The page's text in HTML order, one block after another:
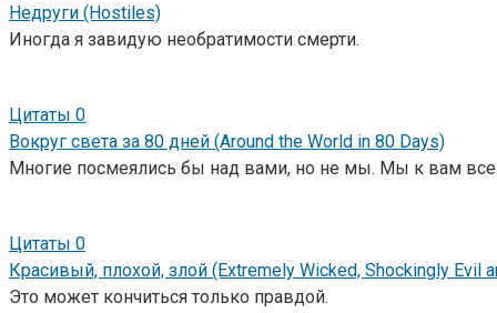
Недруги (Hostiles)
Иногда я завидую необратимости смерти.
Цитаты 0
Вокруг света за 80 дней (Around the World in 80 Days)
Многие посмеялись бы над вами, но не мы. Мы к вам
Цитаты 0
Красивый, плохой, злой (Extremely Wicked, Shockingly Evil
Это может кончиться только правдой.